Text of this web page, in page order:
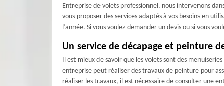
Entreprise de volets professionnel, nous intervenons
vous proposer des services adaptés à vos besoins en
l’année. Si vous voulez demander un devis ou si vous
Un service de décapage et peinture
Il est mieux de savoir que les volets sont des
entreprise peut réaliser des travaux de peinture pour
réaliser les travaux, il est nécessaire de consulter une